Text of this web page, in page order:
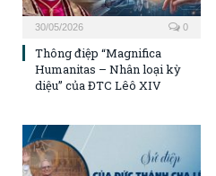
30/05/2026 0
Thông điệp “Magnifica
Humanitas – Nhân loại kỳ
diệu” của ĐTC Lêô XIV